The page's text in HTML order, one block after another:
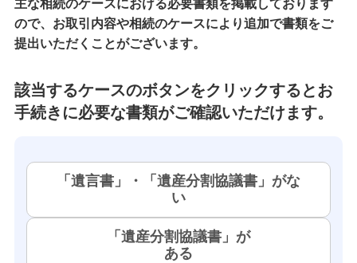
主な相続のケースにおける必要書類を掲載しております
ので、お取引内容や相続のケースにより追加で書類をご
提出いただくことがございます。
該当するケースのボタンをクリックするとお
手続きに必要な書類がご確認いただけます。
「遺言書」・「遺産分割協議書」がな
い
「遺産分割協議書」が
ある